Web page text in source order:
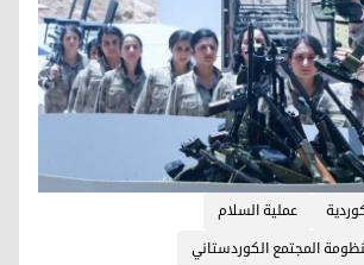
عملية السلام
المجتمع الكوردستاني